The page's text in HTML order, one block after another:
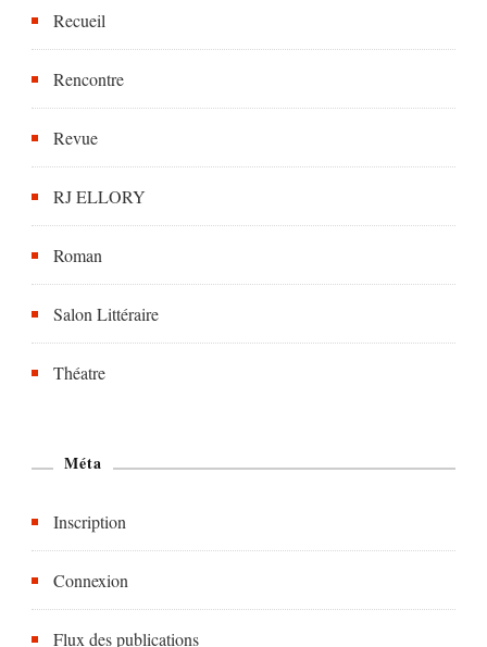
Recueil
Rencontre
Revue
RJ ELLORY
Roman
Salon Littéraire
Théatre
Méta
Inscription
Connexion
Flux des publications